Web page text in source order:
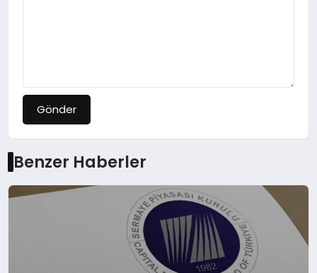
Gönder
Benzer Haberler